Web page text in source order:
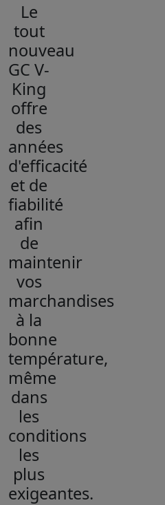
Le
tout
nouveau
GC V-
King
offre
des
années
d'efficacité
et de
fiabilité
afin
de
maintenir
vos
marchandises
à la
bonne
température,
même
dans
les
conditions
les
plus
exigeantes.